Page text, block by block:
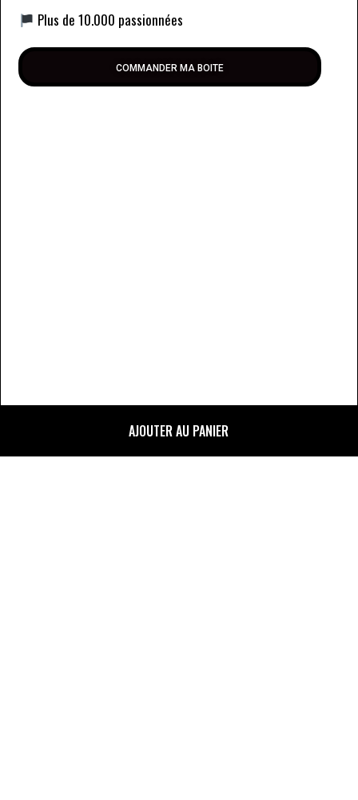
Plus de 10.000 passionnées
COMMANDER MA BOITE
DISCUTER AVEC UN AGENT
AJOUTER AU PANIER